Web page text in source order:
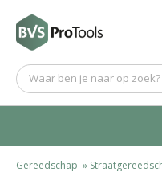
Gereedschap »